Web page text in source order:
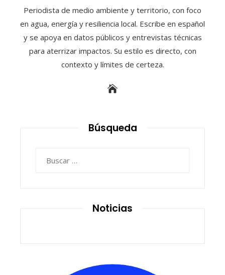
Periodista de medio ambiente y territorio, con foco
en agua, energía y resiliencia local. Escribe en español
y se apoya en datos públicos y entrevistas técnicas
para aterrizar impactos. Su estilo es directo, con
contexto y límites de certeza.
Búsqueda
Noticias